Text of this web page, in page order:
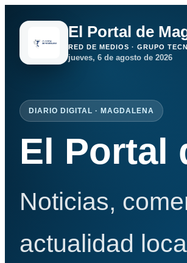
El Portal de
RED DE MEDIOS · GRUPO
jueves, 6 de agosto de 2026
DIARIO DIGITAL · MAGDALENA
El Portal
Noticias,
actualidad